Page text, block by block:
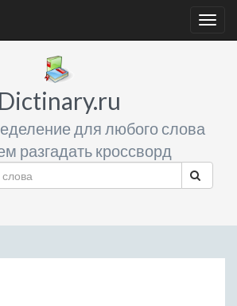
Dictinary.ru
для любого слова
разгадать кроссворд